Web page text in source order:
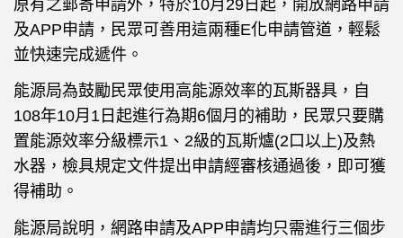
原有之郵寄申請外，特於10月29日起，開放網路申請
及APP申請，民眾可善用這兩種E化申請管道，輕鬆
並快速完成遞件。
能源局為鼓勵民眾使用高能源效率的瓦斯器具，自
108年10月1日起進行為期6個月的補助，民眾只要購
置能源效率分級標示1、2級的瓦斯爐(2口以上)及熱
水器，檢具規定文件提出申請經審核通過後，即可獲
得補助。
能源局說明，網路申請及APP申請均只需進行三個步